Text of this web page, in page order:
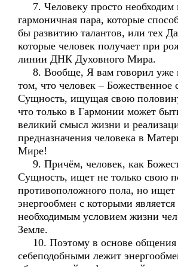
7. Человеку просто необходим
гармоничная пара, которые
бы развитию талантов, или тех
которые человек получает при
линии ДНК Духовного Мира.
8. Вообще, Я вам говорил уже
том, что человек – Божественное
Сущность, ищущая свою
что только в Гармонии может
великий смысл жизни и
предназначения человека в
Мире!
9. Причём, человек, как
Сущность, ищет не только свою
противоположного пола, но ищет
энергообмен с которыми является
необходимым условием жизни
Земле.
10. Поэтому в основе общения
себеподобными лежит